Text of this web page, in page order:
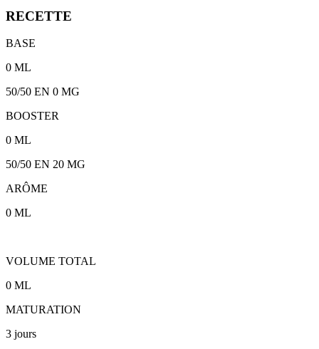
RECETTE
BASE
0 ML
50/50 EN 0 MG
BOOSTER
0 ML
50/50 EN 20 MG
ARÔME
0 ML
VOLUME TOTAL
0 ML
MATURATION
3 jours